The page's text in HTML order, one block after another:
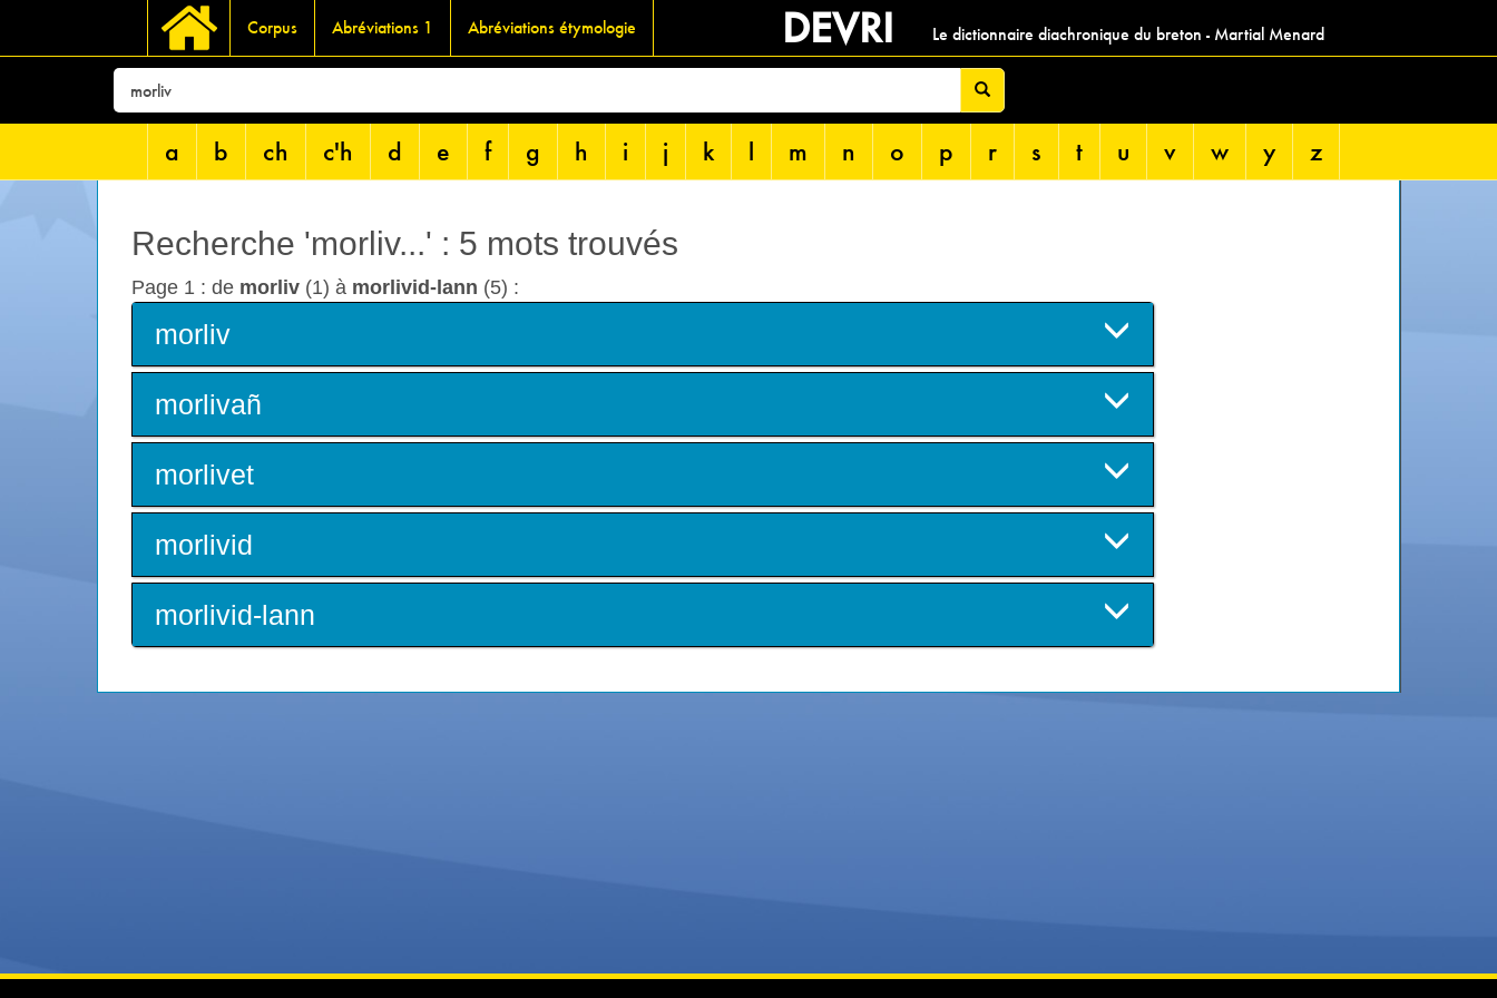
Corpus Abréviations 1 Abréviations étymologie DEVRI Le dictionnaire diachronique du breton - Martial Menard
a b ch c'h d e f g h i j k l m n o p r s t u v w y z
Recherche 'morliv...' : 5 mots trouvés
Page 1 : de morliv (1) à morlivid-lann (5) :
morliv
morlivañ
morlivet
morlivid
morlivid-lann